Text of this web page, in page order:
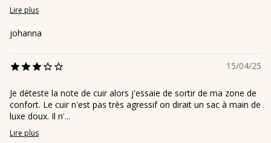
Lire plus
johanna
15/04/25
Je déteste la note de cuir alors j'essaie de sortir de ma zone de
confort. Le cuir n'est pas très agressif on dirait un sac à main de
luxe doux. Il n'...
Lire plus